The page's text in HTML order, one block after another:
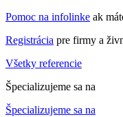
Pomoc na infolinke ak
Registrácia pre firmy a
Všetky referencie
Špecializujeme sa na
Špecializujeme sa na